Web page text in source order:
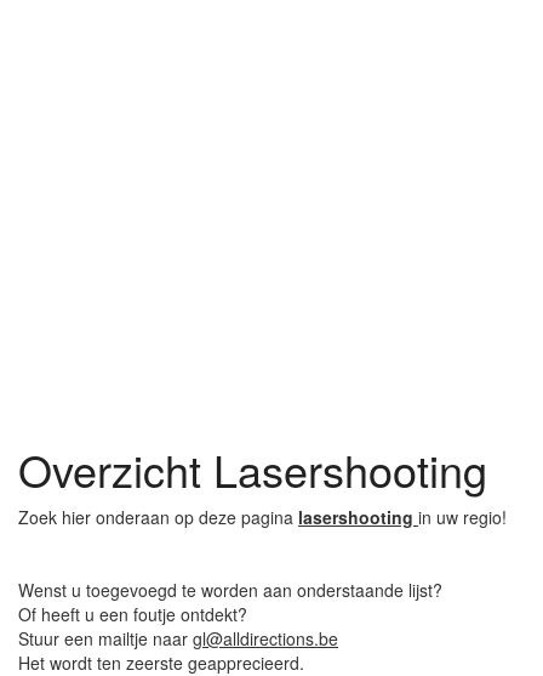
Overzicht Lasershooting
Zoek hier onderaan op deze pagina lasershooting in uw regio!
Wenst u toegevoegd te worden aan onderstaande lijst?
Of heeft u een foutje ontdekt?
Stuur een mailtje naar gl@alldirections.be
Het wordt ten zeerste geapprecieerd.